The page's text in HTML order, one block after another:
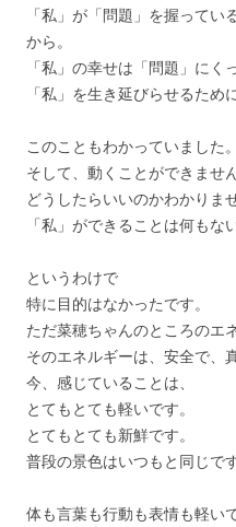
「私」が「問題」を握ってい
から。
「私」の幸せは「問題」にく
「私」を生き延びらせるために
このこともわかっていました。
そして、動くことができませ
どうしたらいいのかわかりま
「私」ができることは何もな
というわけで
特に目的はなかったです。
ただ菜穂ちゃんのところのエ
そのエネルギーは、安全で、
今、感じていることは、
とてもとても軽いです。
とてもとても新鮮です。
普段の景色はいつもと同じで
体も言葉も行動も表情も軽いで